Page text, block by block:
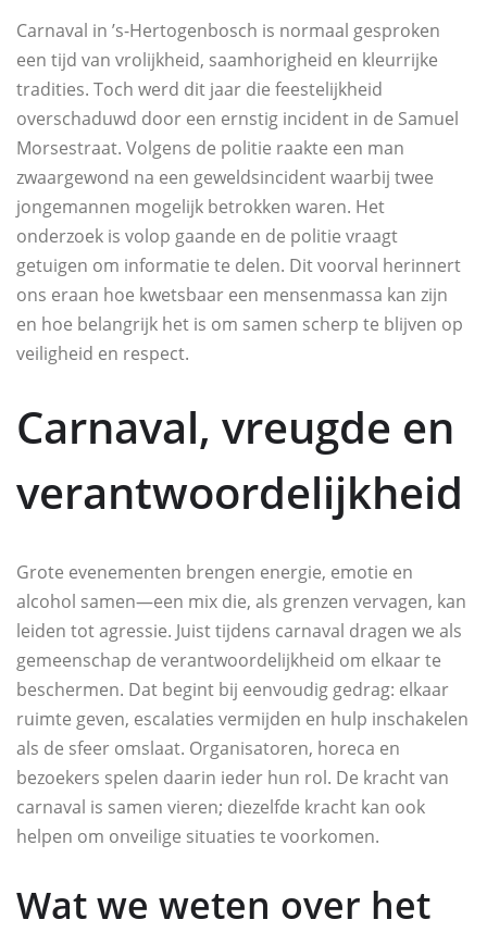
Carnaval in ’s-Hertogenbosch is normaal gesproken
een tijd van vrolijkheid, saamhorigheid en kleurrijke
tradities. Toch werd dit jaar die feestelijkheid
overschaduwd door een ernstig incident in de Samuel
Morsestraat. Volgens de politie raakte een man
zwaargewond na een geweldsincident waarbij twee
jongemannen mogelijk betrokken waren. Het
onderzoek is volop gaande en de politie vraagt
getuigen om informatie te delen. Dit voorval herinnert
ons eraan hoe kwetsbaar een mensenmassa kan zijn
en hoe belangrijk het is om samen scherp te blijven op
veiligheid en respect.
Carnaval, vreugde en
verantwoordelijkheid
Grote evenementen brengen energie, emotie en
alcohol samen—een mix die, als grenzen vervagen, kan
leiden tot agressie. Juist tijdens carnaval dragen we als
gemeenschap de verantwoordelijkheid om elkaar te
beschermen. Dat begint bij eenvoudig gedrag: elkaar
ruimte geven, escalaties vermijden en hulp inschakelen
als de sfeer omslaat. Organisatoren, horeca en
bezoekers spelen daarin ieder hun rol. De kracht van
carnaval is samen vieren; diezelfde kracht kan ook
helpen om onveilige situaties te voorkomen.
Wat we weten over het